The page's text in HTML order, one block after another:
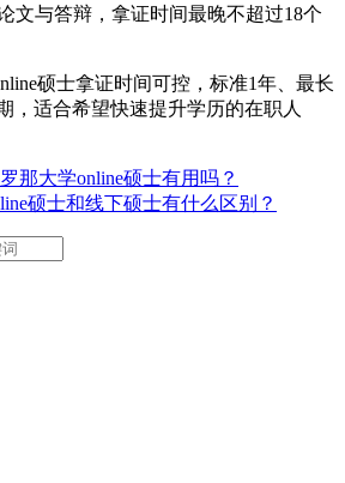
文与答辩，拿证时间最晚不超过18个
硕士拿证时间可控，标准1年、最长
，适合希望快速提升学历的在职人
那大学online硕士有用吗？
硕士和线下硕士有什么区别？